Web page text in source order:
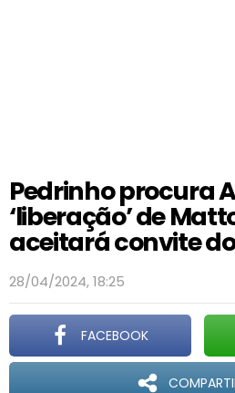
Pedrinho procura
‘liberação’ de
aceitará convite
28/04/2024, 18:25
FACEBOOK